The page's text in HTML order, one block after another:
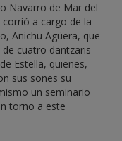
Navarro de Mar del
a cargo de la
Anichu Agüera, que
cuatro dantzaris
Estella, quienes,
sus sones su
un seminario
torno a este